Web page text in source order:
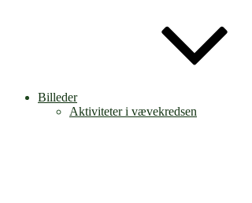
Billeder
Aktiviteter i vævekredsen